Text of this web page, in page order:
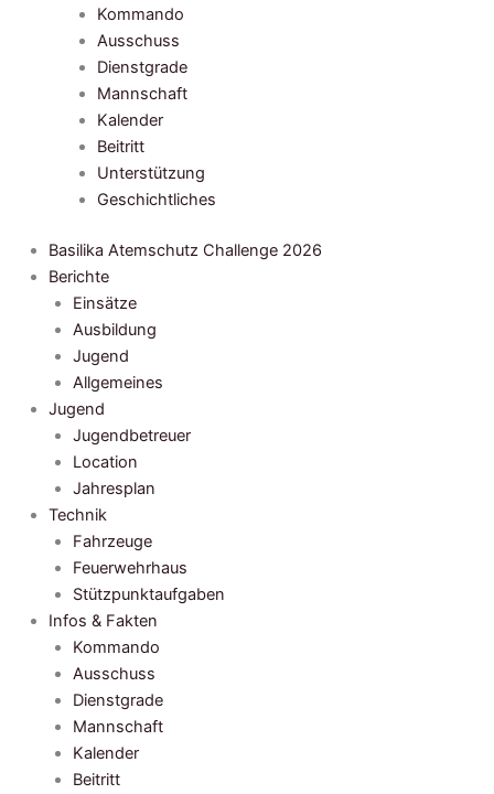
Kommando
Ausschuss
Dienstgrade
Mannschaft
Kalender
Beitritt
Unterstützung
Geschichtliches
Basilika Atemschutz Challenge 2026
Berichte
Einsätze
Ausbildung
Jugend
Allgemeines
Jugend
Jugendbetreuer
Location
Jahresplan
Technik
Fahrzeuge
Feuerwehrhaus
Stützpunktaufgaben
Infos & Fakten
Kommando
Ausschuss
Dienstgrade
Mannschaft
Kalender
Beitritt